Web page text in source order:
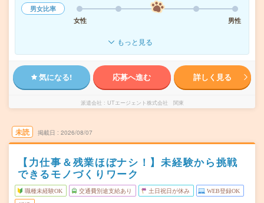
男女比率
女性
男性
もっと見る
気になる! 応募へ進む 詳しく見る
派遣会社 UTエージェント株式会社 関東
未読 掲載日 2026/08/07
【力仕事＆残業ほぼナシ！】未経験から挑戦
できるモノづくりワーク
職種未経験OK 交通費別途支給あり 土日祝日が休み WEB登録OK